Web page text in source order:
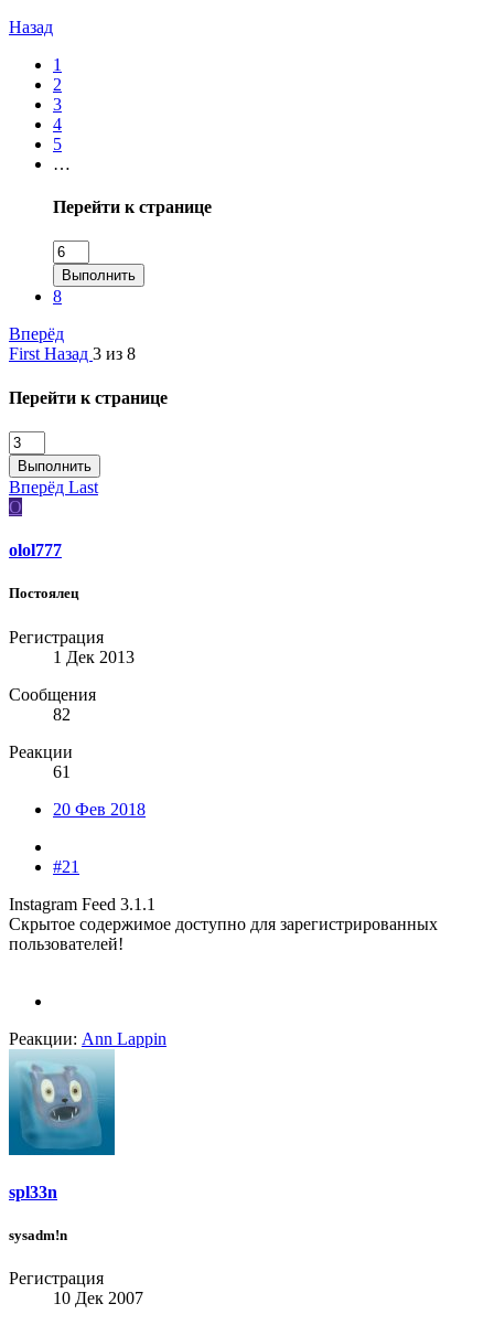
Назад
1
2
3
4
5
…
Перейти к странице
Выполнить
8
Вперёд
First Назад 3 из 8
Перейти к странице
Выполнить
Вперёд Last
O
olol777
Постоялец
Регистрация
1 Дек 2013
Сообщения
82
Реакции
61
20 Фев 2018
#21
Instagram Feed 3.1.1
Скрытое содержимое доступно для зарегистрированных
пользователей!
Реакции: Ann Lappin
spl33n
sysadm!n
Регистрация
10 Дек 2007